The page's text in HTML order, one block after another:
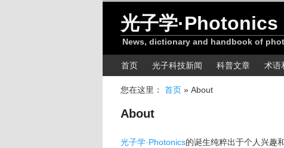
光子学·Photonics
News, dictionary and handbook of
主菜单首页 光子科技新闻 科普文章 术语
您在这里： 首页 » About
About
光子学·Photonics的诞生纯粹出于个人兴趣